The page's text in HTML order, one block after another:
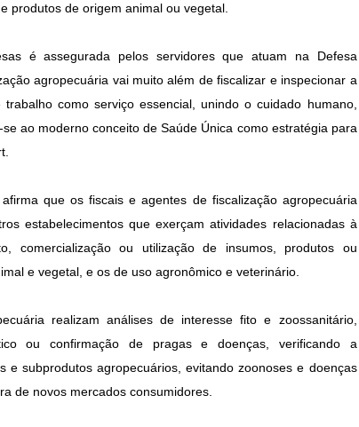
produtos de origem animal ou vegetal.
é assegurada pelos servidores que atuam na Defesa
agropecuária vai muito além de fiscalizar e inspecionar a
como serviço essencial, unindo o cuidado humano,
ao moderno conceito de Saúde Única como estratégia para
que os fiscais e agentes de fiscalização agropecuária
estabelecimentos que exerçam atividades relacionadas à
comercialização ou utilização de insumos, produtos ou
e vegetal, e os de uso agronômico e veterinário.
realizam análises de interesse fito e zoossanitário,
ou confirmação de pragas e doenças, verificando a
subprodutos agropecuários, evitando zoonoses e doenças
de novos mercados consumidores.